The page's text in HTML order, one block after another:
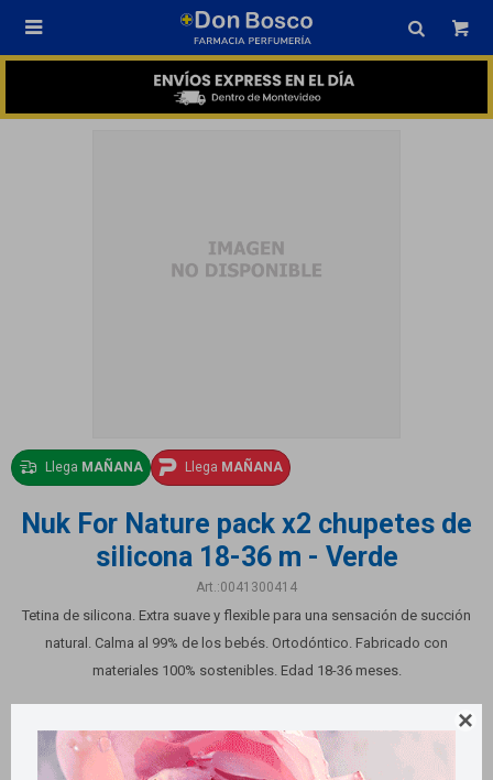


Llega MAÑANA Llega MAÑANA
Nuk For Nature pack x2 chupetes de
silicona 18-36 m - Verde
0041300414
Tetina de silicona. Extra suave y flexible para una sensación de succión
natural. Calma al 99% de los bebés. Ortodóntico. Fabricado con
materiales 100% sostenibles. Edad 18-36 meses.
Este artículo está agotado.